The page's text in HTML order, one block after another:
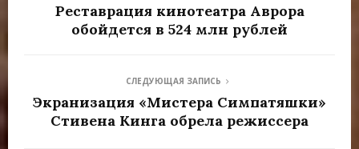
Реставрация кинотеатра Аврора
обойдется в 524 млн рублей
СЛЕДУЮЩАЯ ЗАПИСЬ
Экранизация «Мистера Симпатяшки»
Стивена Кинга обрела режиссера